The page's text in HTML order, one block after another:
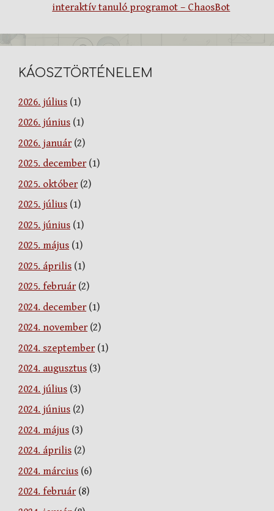
interaktív tanuló programot – ChaosBot
KÁOSZTÖRTÉNELEM
2026. július (1)
2026. június (1)
2026. január(2)
2025. december(1)
2025. október(2)
2025. július (1)
2025. június (1)
2025. május (1)
2025. április (1)
2025. február(2)
2024. december(1)
2024. november(2)
2024. szeptember(1)
2024. augusztus (3)
2024. július (3)
2024. június (2)
2024. május (3)
2024. április (2)
2024. március (6)
2024. február(8)